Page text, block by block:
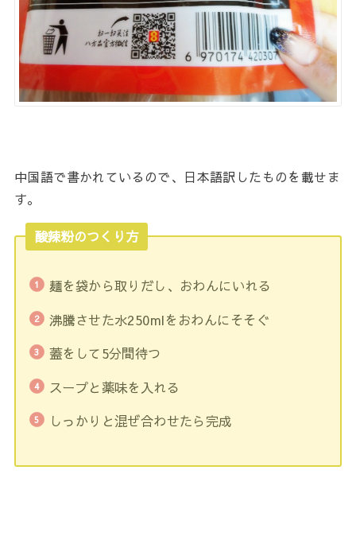
中国語で書かれているので、日本語訳したものを載せま
す。
酸辣粉のつくり方
麺を袋から取りだし、おわんにいれる
沸騰させた水250mlをおわんにそそぐ
蓋をして5分間待つ
スープと薬味を入れる
しっかりと混ぜ合わせたら完成